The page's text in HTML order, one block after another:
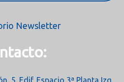
Newsletter
5. Edif. Espacio 3ª Planta Izq.